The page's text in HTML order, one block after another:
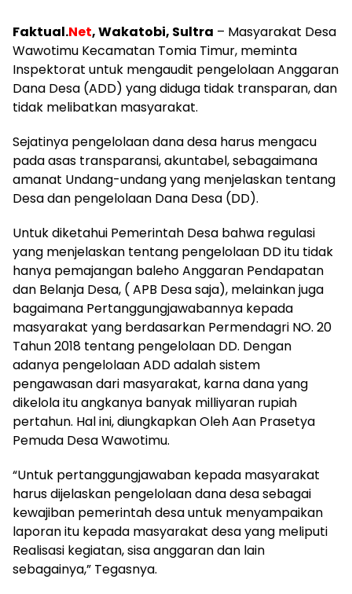
Faktual.Net,Wakatobi, Sultra – Masyarakat Desa
Wawotimu Kecamatan Tomia Timur, meminta
Inspektorat untuk mengaudit pengelolaan Anggaran
Dana Desa (ADD) yang diduga tidak transparan, dan
tidak melibatkan masyarakat.
Sejatinya pengelolaan dana desa harus mengacu
pada asas transparansi, akuntabel, sebagaimana
amanat Undang-undang yang menjelaskan tentang
Desa dan pengelolaan Dana Desa (DD).
Untuk diketahui Pemerintah Desa bahwa regulasi
yang menjelaskan tentang pengelolaan DD itu tidak
hanya pemajangan baleho Anggaran Pendapatan
dan Belanja Desa, ( APB Desa saja), melainkan juga
bagaimana Pertanggungjawabannya kepada
masyarakat yang berdasarkan Permendagri NO. 20
Tahun 2018 tentang pengelolaan DD. Dengan
adanya pengelolaan ADD adalah sistem
pengawasan dari masyarakat, karna dana yang
dikelola itu angkanya banyak milliyaran rupiah
pertahun. Hal ini, diungkapkan Oleh Aan Prasetya
Pemuda Desa Wawotimu.
“Untuk pertanggungjawaban kepada masyarakat
harus dijelaskan pengelolaan dana desa sebagai
kewajiban pemerintah desa untuk menyampaikan
laporan itu kepada masyarakat desa yang meliputi
Realisasi kegiatan, sisa anggaran dan lain
sebagainya,” Tegasnya.